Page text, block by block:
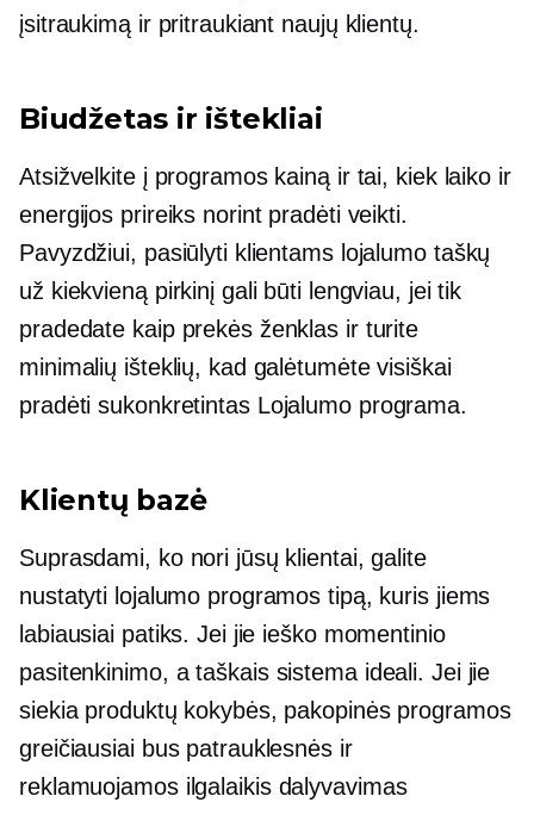
įsitraukimą ir pritraukiant naujų klientų.
Biudžetas ir ištekliai
Atsižvelkite į programos kainą ir tai, kiek laiko ir
energijos prireiks norint pradėti veikti.
Pavyzdžiui, pasiūlyti klientams lojalumo taškų
už kiekvieną pirkinį gali būti lengviau, jei tik
pradedate kaip prekės ženklas ir turite
minimalių išteklių, kad galėtumėte visiškai
pradėtisukonkretintasLojalumo programa.
Klientų bazė
Suprasdami, ko nori jūsų klientai, galite
nustatyti lojalumo programos tipą, kuris jiems
labiausiai patiks. Jei jie ieško momentinio
pasitenkinimo, ataškaissistema ideali. Jei jie
siekia produktų kokybės, pakopinės programos
greičiausiai bus patrauklesnės ir
reklamuojamos ilgalaikisdalyvavimas